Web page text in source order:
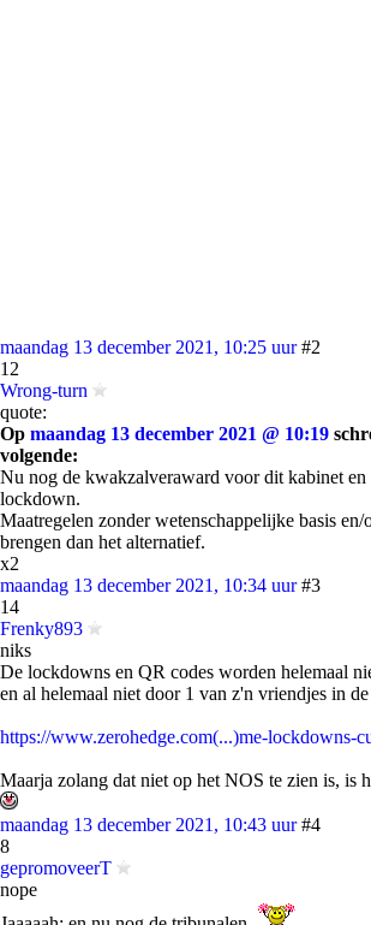
maandag 13 december 2021, 10:25 uur #2
12
Wrong-turn
quote:
Op maandag 13 december 2021 @ 10:19
volgende:
Nu nog de kwakzalveraward voor dit kabinet en
lockdown.
Maatregelen zonder wetenschappelijke basis en/
brengen dan het alternatief.
x2
maandag 13 december 2021, 10:34 uur #3
14
Frenky893
niks
De lockdowns en QR codes worden helemaal
en al helemaal niet door 1 van z'n vriendjes in
https://www.zerohedge.com(...)me-lockdowns-
Maarja zolang dat niet op het NOS te zien is, is
maandag 13 december 2021, 10:43 uur #4
8
gepromoveerT
nope